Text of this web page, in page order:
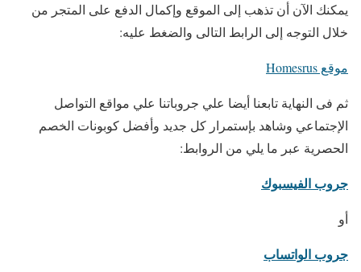
يمكنك الآن أن تذهب إلى الموقع وإكمال الدفع على المتجر من
خلال التوجه إلى الرابط التالى والضغط عليه:
موقع Homesrus
ثم فى النهاية تابعنا أيضا علي جروباتنا علي مواقع التواصل
الإجتماعي وشاهد بإستمرار كل جديد وأفضل كوبونات الخصم
الحصرية عبر ما يلي من الروابط:
جروب الفيسبوك
أو
جروب الواتساب